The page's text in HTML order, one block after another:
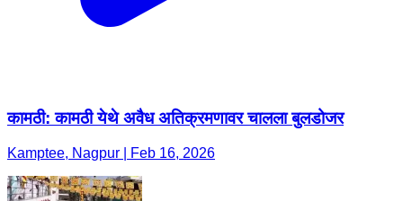
कामठी: कामठी येथे अवैध अतिक्रमणावर चालला बुलडोजर
Kamptee, Nagpur | Feb 16, 2026